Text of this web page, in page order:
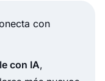
con
con IA,